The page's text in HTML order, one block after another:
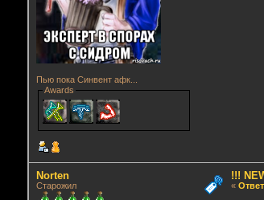
Пью пока Синвент афк...
Awards
Norten
Старожил
!!!
«